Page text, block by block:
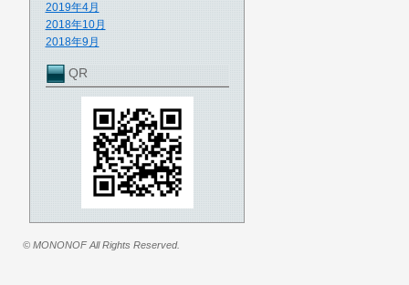
2019年4月
2018年10月
2018年9月
QR
© MONONOF All Rights Reserved.